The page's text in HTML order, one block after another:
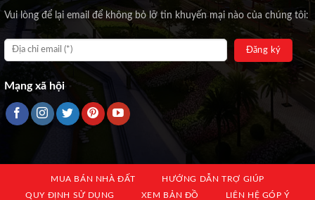
Vui lòng để lại email để không bỏ lỡ tin khuyến mại nào của chúng tôi:
Mạng xã hội
MUA BÁN NHÀ ĐẤT
HƯỚNG DẪN TRỢ GIÚP
QUY ĐỊNH SỬ DỤNG
XEM BẢN ĐỒ LIÊN HỆ GÓP Ý